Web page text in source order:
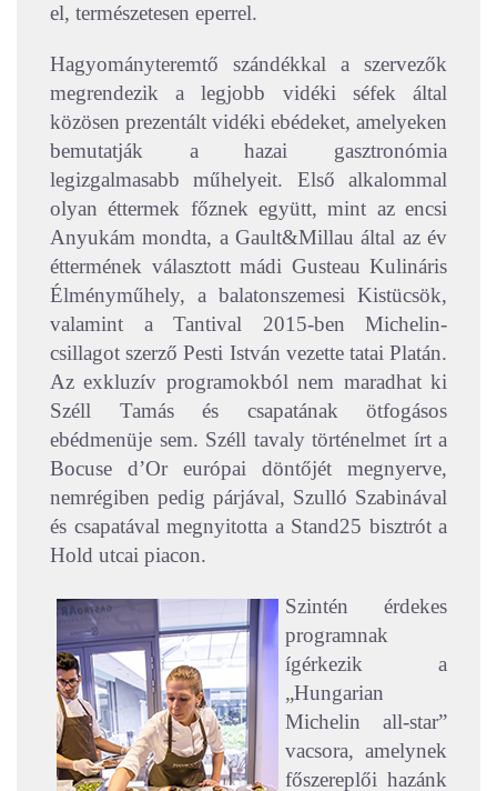
el, természetesen eperrel.
Hagyományteremtő szándékkal a szervezők
megrendezik a legjobb vidéki séfek által
közösen prezentált vidéki ebédeket, amelyeken
bemutatják a hazai gasztronómia
legizgalmasabb műhelyeit. Első alkalommal
olyan éttermek főznek együtt, mint az encsi
Anyukám mondta, a Gault&Millau által az év
éttermének választott mádi Gusteau Kulináris
Élményműhely, a balatonszemesi Kistücsök,
valamint a Tantival 2015-ben Michelin-
csillagot szerző Pesti István vezette tatai Platán.
Az exkluzív programokból nem maradhat ki
Széll Tamás és csapatának ötfogásos
ebédmenüje sem. Széll tavaly történelmet írt a
Bocuse d’Or európai döntőjét megnyerve,
nemrégiben pedig párjával, Szulló Szabinával
és csapatával megnyitotta a Stand25 bisztrót a
Hold utcai piacon.
Szintén érdekes
programnak
ígérkezik a
„Hungarian
Michelin all-star”
vacsora, amelynek
főszereplői hazánk